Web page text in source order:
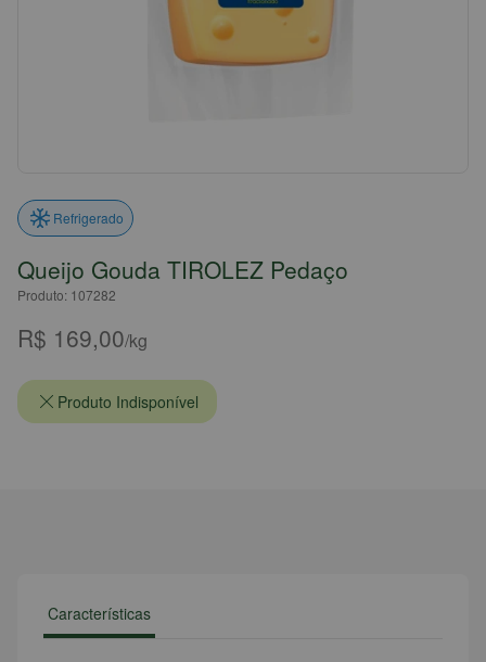
Refrigerado
Queijo Gouda TIROLEZ Pedaço
Produto: 107282
R$ 169,00/kg
Produto Indisponível
Características